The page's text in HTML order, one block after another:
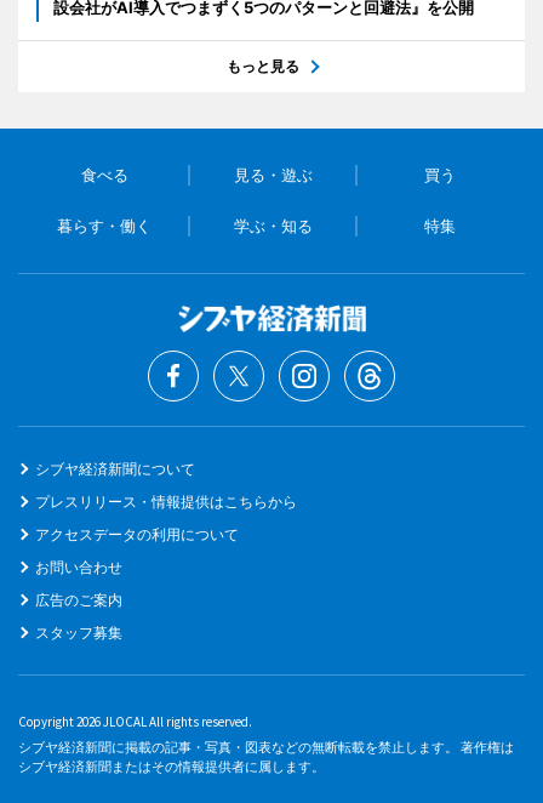
設会社がAI導入でつまずく5つのパターンと回避法』を公開
もっと見る
食べる 見る・遊ぶ 買う
暮らす・働く 学ぶ・知る 特集
シブヤ経済新聞について
プレスリリース・情報提供はこちらから
アクセスデータの利用について
お問い合わせ
広告のご案内
スタッフ募集
Copyright 2026 JLOCAL All rights reserved.
シブヤ経済新聞に掲載の記事・写真・図表などの無断転載を禁止します。 著作権は
シブヤ経済新聞またはその情報提供者に属します。